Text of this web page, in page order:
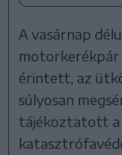
A vasárnap
motorkerékpár
érintett, az
súlyosan
tájékoztatott a